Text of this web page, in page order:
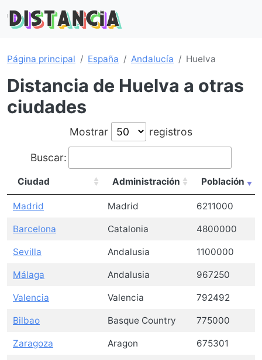
Página principal España Andalucía Huelva
Distancia de Huelva a otras
ciudades
Mostrar registros
Buscar:
Ciudad Administración Población
Madrid Madrid 6211000
Barcelona Catalonia 4800000
Sevilla Andalusia 1100000
Málaga Andalusia 967250
Valencia Valencia 792492
Bilbao Basque Country 775000
Zaragoza Aragon 675301